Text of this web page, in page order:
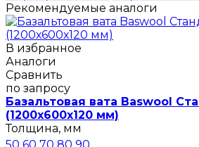
Рекомендуемые аналоги
В избранное
Аналоги
Сравнить
по запросу
Базальтовая вата Baswool
(1200х600х120 мм)
Толщина, мм